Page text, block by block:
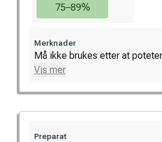
75–89%
Merknader
Må ikke brukes etter at
Vis mer
Preparat